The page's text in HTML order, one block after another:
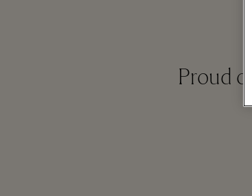
Proud